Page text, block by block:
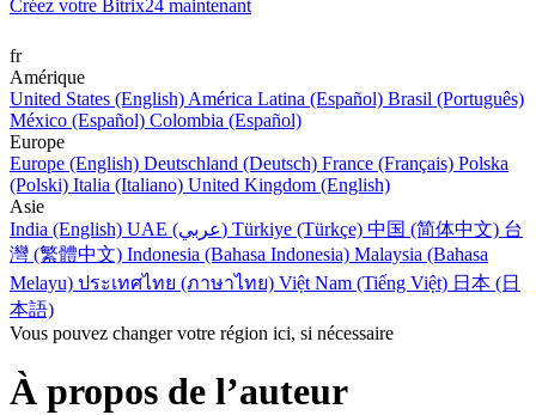
Créez votre Bitrix24 maintenant
fr
Amérique
United States (English) América Latina (Español) Brasil (Português)
México (Español) Colombia (Español)
Europe
Europe (English) Deutschland (Deutsch) France (Français) Polska
(Polski) Italia (Italiano) United Kingdom (English)
Asie
India (English)
UAE (عربي) Türkiye (Türkçe) 中国 (简体中文) 台
灣 (繁體中文) Indonesia (Bahasa Indonesia) Malaysia (Bahasa
Melayu) ประเทศไทย (ภาษาไทย) Việt Nam (Tiếng Việt) 日本 (日
本語)
Vous pouvez changer votre région ici, si nécessaire
À propos de l’auteur